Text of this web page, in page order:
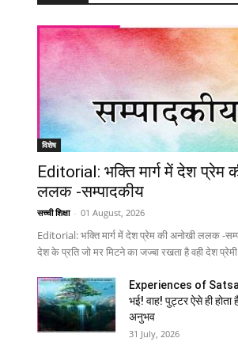
विशेष
Editorial: भक्ति मार्ग में देश प्रेम
ललक -सम्पादकीय
सच्ची शिक्षा - 01 August, 2026
Editorial: भक्ति मार्ग में देश प्रेम की अनोखी ललक -
देश के प्रति जो मर मिटने का जज्बा रखता है वही देश
Experiences of
भई! वाह! पुट्टर ऐसे ही
अनुभव
31 July, 2026